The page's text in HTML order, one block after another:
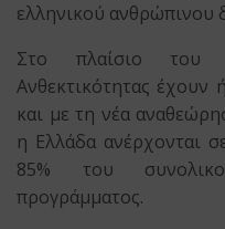
ελληνικού ανθρώπινου
Στο πλαίσιο του
Ανθεκτικότητας
και με τη νέα
η Ελλάδα ανέρχονται
85% του
προγράμματος.